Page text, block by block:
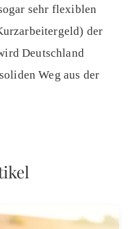
sehr flexiblen
der
Deutschland
Weg aus der